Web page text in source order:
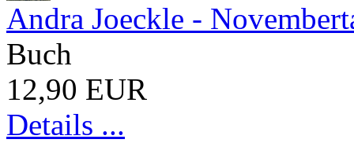
Andra Joeckle -
Buch
12,90 EUR
Details ...